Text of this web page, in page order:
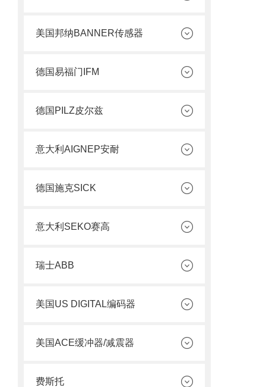
美国邦纳BANNER传感器
德国易福门IFM
德国PILZ皮尔兹
意大利AIGNEP安耐
德国施克SICK
意大利SEKO赛高
瑞士ABB
美国US DIGITAL编码器
美国ACE缓冲器/减震器
费斯托